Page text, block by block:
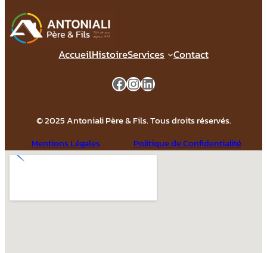
AccueilHistoireServices Contact
Facebook InstagramLinkedIn
© 2025 Antoniali Père & Fils. Tous droits réservés.
Mentions Légales
Politique de Confidentialité